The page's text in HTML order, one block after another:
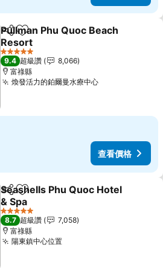
分享 加入我的最愛
Pullman Phu Quoc Beach
Resort
5 星級
9.4 超級讚
8,066
富祿縣
煥發活力的鉑爾曼水療中心
查看價格
分享 加入我的最愛
Seashells Phu Quoc Hotel
& Spa
5 星級
8.7 超級讚
7,058
富祿縣
陽東鎮中心位置